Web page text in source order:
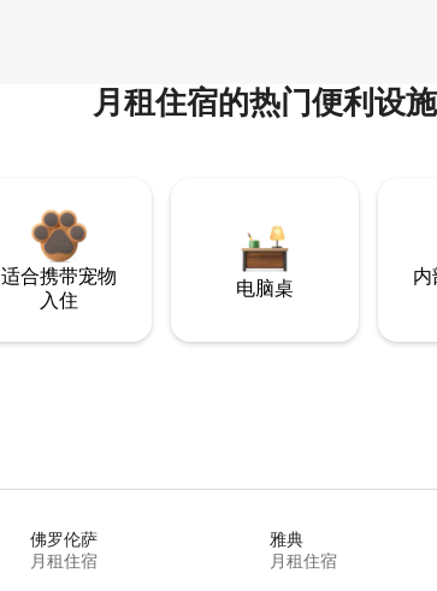
月租住宿的热门便利设施
适合携带宠物
入住
电脑桌
佛罗伦萨
月租住宿
雅典
月租住宿